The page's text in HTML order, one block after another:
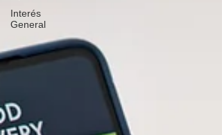
Interés
General